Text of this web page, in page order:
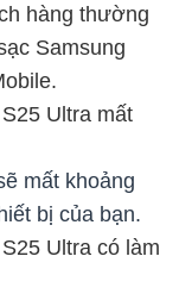
hàng thường
Samsung
Ultra mất
mất khoảng
bị của bạn.
Ultra có làm